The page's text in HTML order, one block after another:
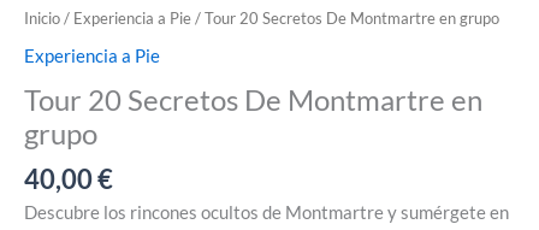
Inicio/ Experiencia a Pie/ Tour 20 Secretos De Montmartre en grupo
Experiencia a Pie
Tour 20 Secretos De Montmartre en
grupo
40,00€
Descubre los rincones ocultos de Montmartre y sumérgete en